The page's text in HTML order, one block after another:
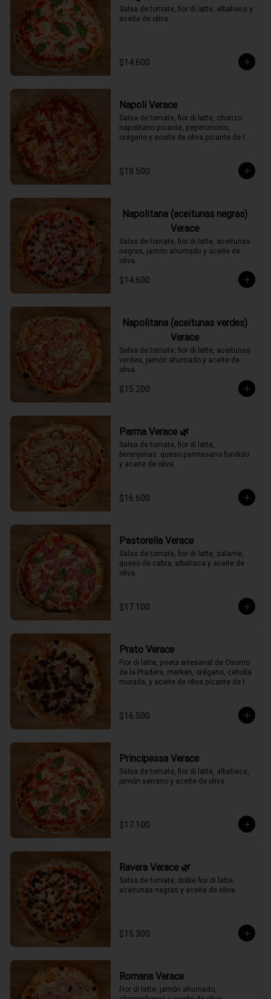
Salsa de tomate, fior di latte, albahaca y
aceite de oliva.
$14.600
Napoli Verace
Salsa de tomate, fior di latte, chorizo
napolitano picante, peperoncino,
orégano y aceite de oliva picante de la
$18.500
Napolitana (aceitunas negras)
Verace
Salsa de tomate, fior di latte, aceitunas
negras, jamón ahumado y aceite de
oliva.
$14.600
Napolitana (aceitunas verdes)
Verace
Salsa de tomate, fior di latte, aceitunas
verdes, jamón ahumado y aceite de
oliva.
$15.200
Parma Verace 🌿
Salsa de tomate, fior di latte,
berenjenas  queso parmesano fundido
y aceite de oliva.
$16.600
Pastorella Verace
Salsa de tomate, fior di latte, salame,
queso de cabra, albahaca y aceite de
oliva.
$17.100
Prato Verace
Fior di latte, prieta artesanal de Osorno
de la Pradera, merkén, orégano, cebolla
morada, y aceite de oliva picante de la
$16.500
Principessa Verace
Salsa de tomate, fior di latte, albahaca,
jamón serrano y aceite de oliva.
$17.100
Ravera Verace 🌿
Salsa de tomate, doble fior di latte,
aceitunas negras y aceite de oliva.
$15.300
Romana Verace
Fior di latte, jamón ahumado,